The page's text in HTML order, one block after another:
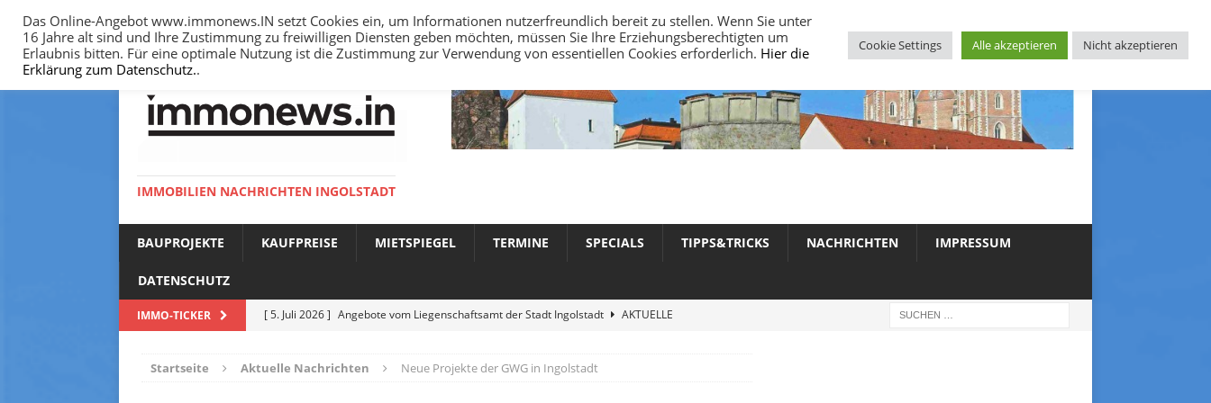
HOME IMPRESSUM DATENSCHUTZ
IMMOBILIEN NACHRICHTEN INGOLSTADT
BAUPROJEKTE KAUFPREISE MIETSPIEGEL TERMINE SPECIALS TIPPS&TRICKS NACHRICHTEN IMPRESSUM
DATENSCHUTZ
IMMO-TICKER [ 5. Juli 2026 ] Angebote vom Liegenschaftsamt der Stadt Ingolstadt
AKTUELLE
[ 14. Juni 2026 ] Bodenrichtwerte 2026 in Ingolstadt
AKTUELLE NACHRICHTEN
Startseite Aktuelle Nachrichten Neue Projekte der GWG in Ingolstadt
Das Online-Angebot www.immonews.IN setzt Cookies ein, um Informationen nutzerfreundlich bereit zu stellen. Wenn Sie unter
16 Jahre alt sind und Ihre Zustimmung zu freiwilligen Diensten geben möchten, müssen Sie Ihre Erziehungsberechtigten um
Erlaubnis bitten. Für eine optimale Nutzung ist die Zustimmung zur Verwendung von essentiellen Cookies erforderlich. Hier die
Erklärung zum Datenschutz..
Cookie Settings Alle akzeptieren Nicht akzeptieren